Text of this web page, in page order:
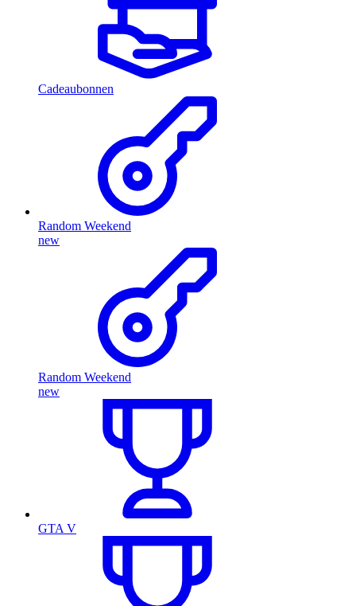
Cadeaubonnen
Random Weekend
new
Random Weekend
new
GTA V